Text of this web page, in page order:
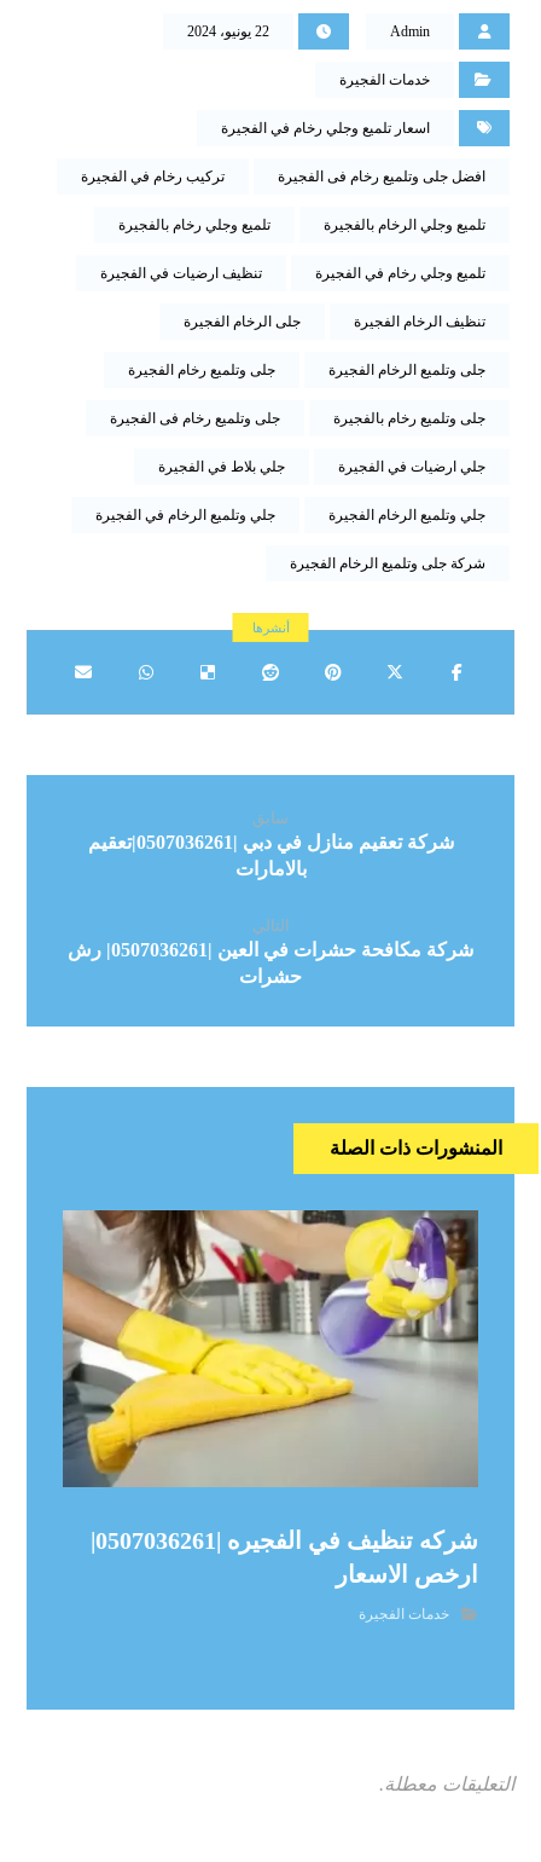
Admin 22 يونيو، 2024
خدمات الفجيرة
اسعار تلميع وجلي رخام في الفجيرة
افضل جلى وتلميع رخام فى الفجيرة تركيب رخام في الفجيرة
تلميع وجلي الرخام بالفجيرة تلميع وجلي رخام بالفجيرة
تلميع وجلي رخام في الفجيرة تنظيف ارضيات في الفجيرة
تنظيف الرخام الفجيرة جلى الرخام الفجيرة
جلى وتلميع الرخام الفجيرة جلى وتلميع رخام الفجيرة
جلى وتلميع رخام بالفجيرة جلى وتلميع رخام فى الفجيرة
جلي ارضيات في الفجيرة جلي بلاط في الفجيرة
جلي وتلميع الرخام الفجيرة جلي وتلميع الرخام في الفجيرة
شركة جلى وتلميع الرخام الفجيرة
سابق
شركة تعقيم منازل في دبي |0507036261|تعقيم
بالامارات
التالي
شركة مكافحة حشرات في العين |0507036261| رش
حشرات
المنشورات ذات الصلة
شركه تنظيف في الفجيره |0507036261|
ارخص الاسعار
خدمات الفجيرة
التعليقات معطلة.